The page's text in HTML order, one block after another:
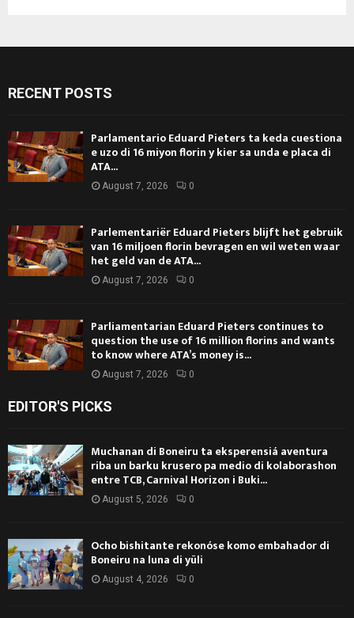
RECENT POSTS
Parlamentario Eduard Pieters ta keda cuestiona
e uzo di 16 miyon florin y kier sa unda e placa di
ATA...
August 7, 2026 0
Parlementariër Eduard Pieters blijft het gebruik
van 16 miljoen florin bevragen en wil weten waar
het geld van de ATA...
August 7, 2026 0
Parliamentarian Eduard Pieters continues to
question the use of 16 million florins and wants
to know where ATA’s money is...
August 7, 2026 0
EDITOR'S PICKS
Muchanan di Boneiru ta eksperensiá aventura
riba un barku krusero pa medio di kolaborashon
entre TCB, Carnival Horizon i Buki...
August 5, 2026 0
Ocho bishitante rekonóse komo embahador di
Boneiru na luna di yüli
August 4, 2026 0